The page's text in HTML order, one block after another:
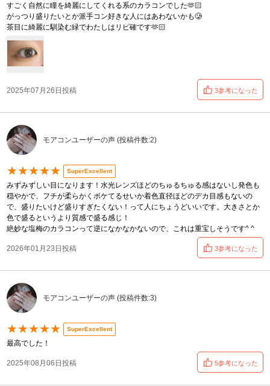
すごく自然に瞳を綺麗にしてくれる系のカラコンでした🫶🏻
がっつり盛りたいとか派手コン好きな人にはあわないかも🥲
茶目に綺麗に馴染む緑でわたしはリピ確です🫶🏻
2025年07月26日投稿 3参考になった
モアコンユーザーの声 (投稿件数:2)
★★★★★ SuperExcellent
みずみずしい目になります！水光レンズほどのちゅるちゅる感はないし発色も
穏やかで、フチが柔らかくボケてるせいか着色直径ほどのデカ目感もないの
で、盛りたいけど盛りすぎたくない！って人にちょうどいいです。大きさとか
色で盛るというより質感で盛る感じ！
絶妙な塩梅のカラコンって逆になかなかないので、これは重宝しそうです^ ^
2026年01月23日投稿 3参考になった
モアコンユーザーの声 (投稿件数:3)
★★★★★ SuperExcellent
最高でした！
2025年08月06日投稿 5参考になった